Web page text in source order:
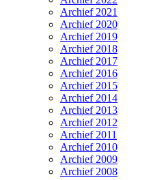
Archief 2021
Archief 2020
Archief 2019
Archief 2018
Archief 2017
Archief 2016
Archief 2015
Archief 2014
Archief 2013
Archief 2012
Archief 2011
Archief 2010
Archief 2009
Archief 2008